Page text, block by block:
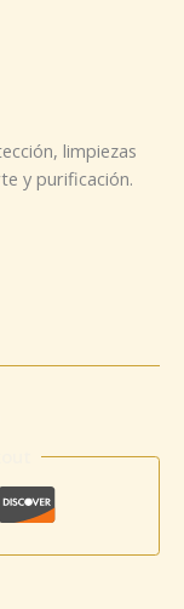
limpiezas
y purificación.